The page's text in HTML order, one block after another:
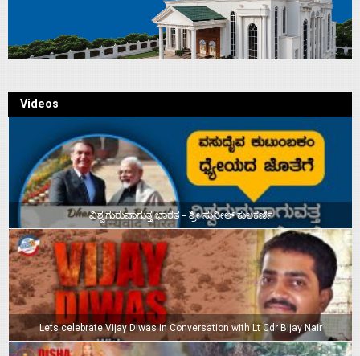
Videos
ವಿಶ್ವಗುರುವಾಗುತ್ತ ಭಾರತ – ಶ್ರೀ ಸುನೀಲ್‌ ಕುಲಕರ್ಣಿ
Lets celebrate Vijay Diwas in Conversation with Lt Cdr Bijay Nair